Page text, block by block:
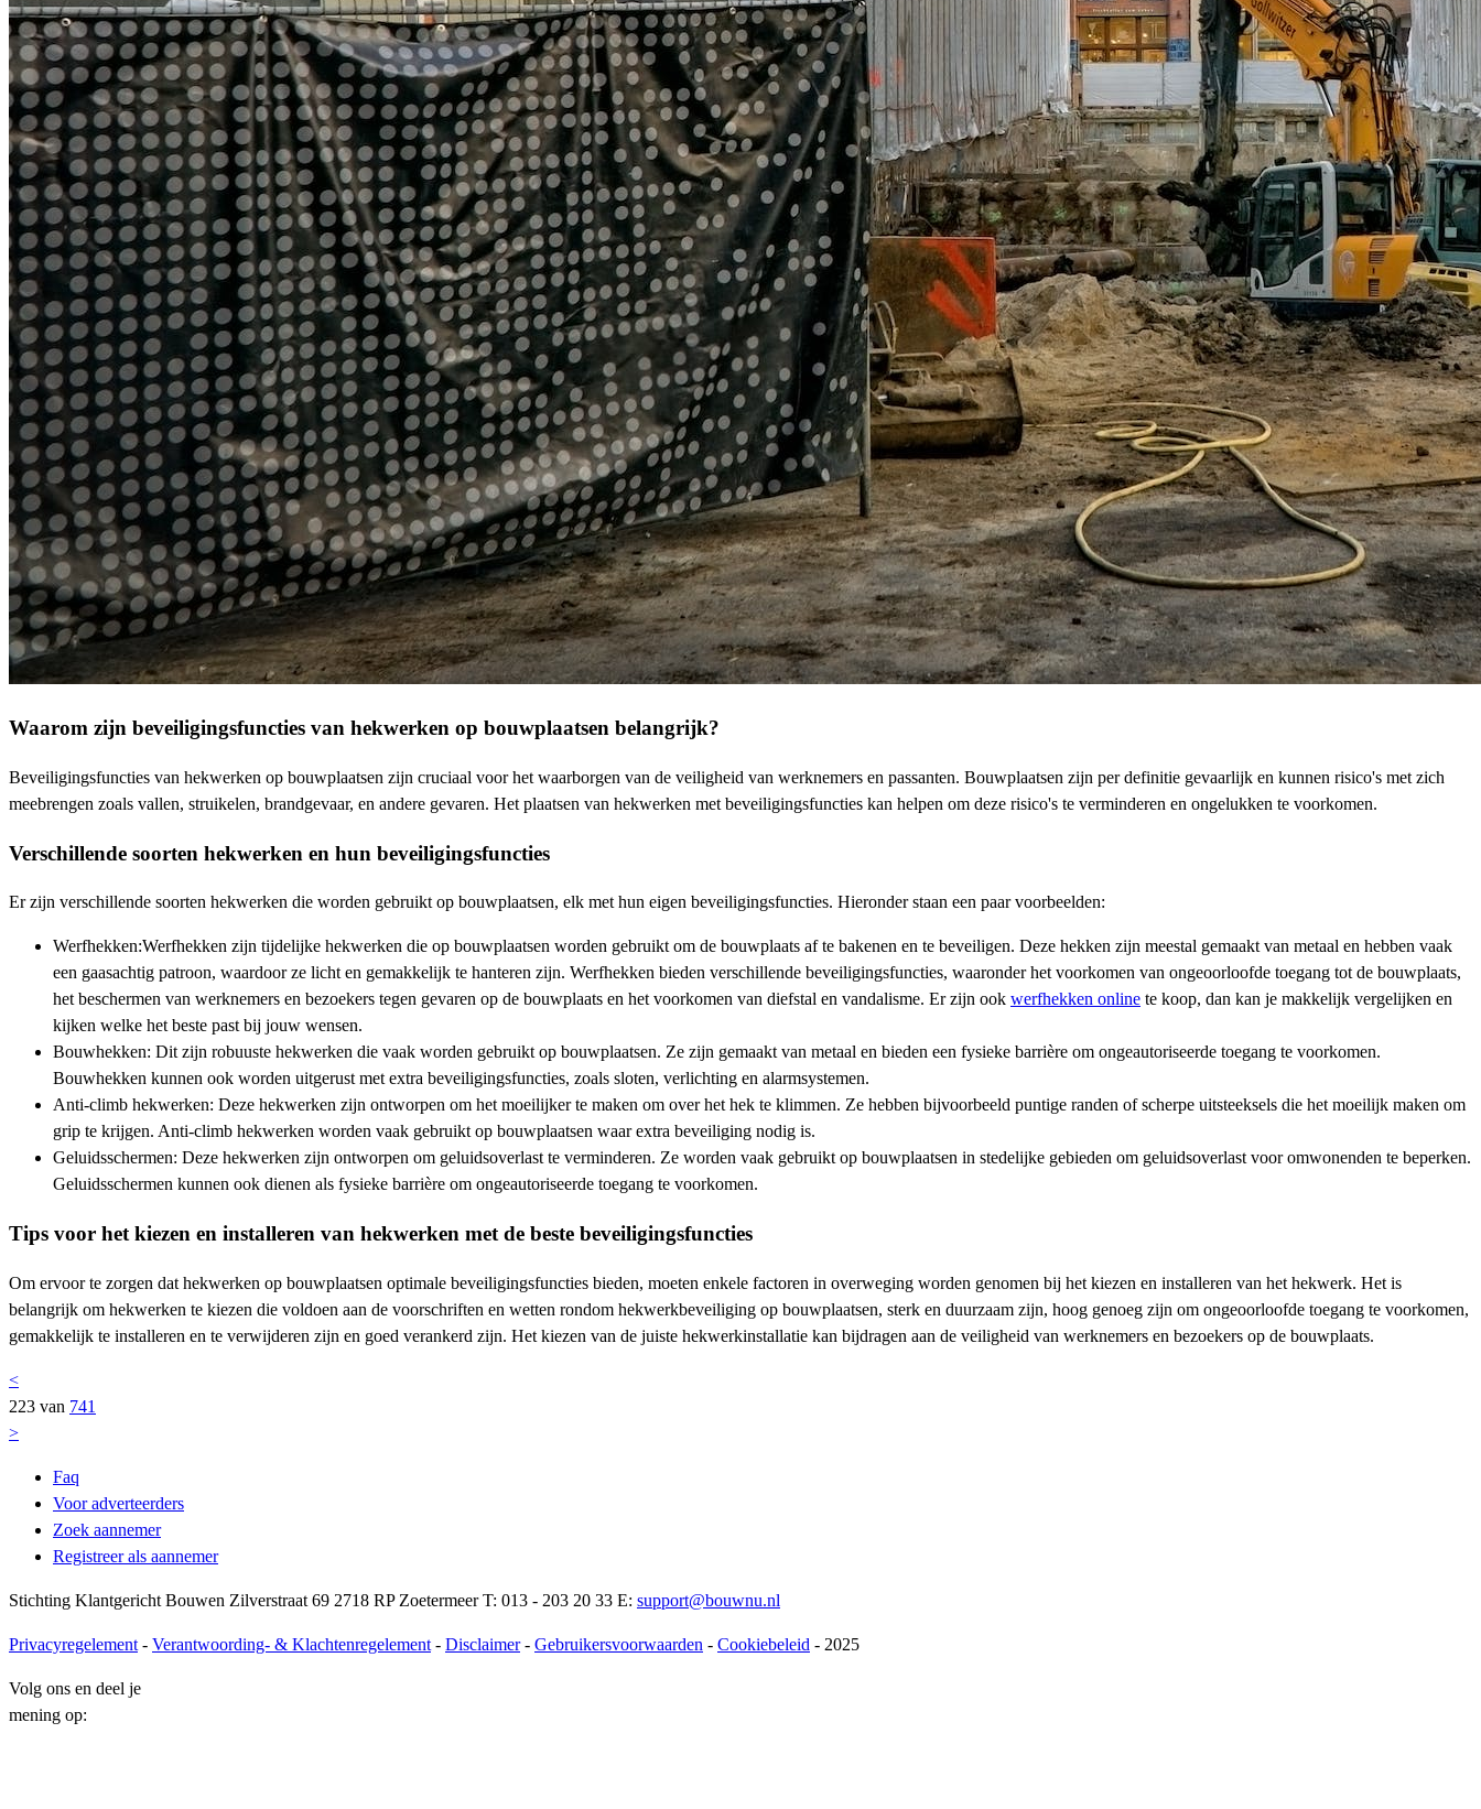
Waarom zijn beveiligingsfuncties van hekwerken op bouwplaatsen belangrijk?
Beveiligingsfuncties van hekwerken op bouwplaatsen zijn cruciaal voor het waarborgen van de veiligheid van werknemers en passanten. Bouwplaatsen zijn per definitie gevaarlijk en kunnen risico's met zich
meebrengen zoals vallen, struikelen, brandgevaar, en andere gevaren. Het plaatsen van hekwerken met beveiligingsfuncties kan helpen om deze risico's te verminderen en ongelukken te voorkomen.
Verschillende soorten hekwerken en hun beveiligingsfuncties
Er zijn verschillende soorten hekwerken die worden gebruikt op bouwplaatsen, elk met hun eigen beveiligingsfuncties. Hieronder staan een paar voorbeelden:
Werfhekken:Werfhekken zijn tijdelijke hekwerken die op bouwplaatsen worden gebruikt om de bouwplaats af te bakenen en te beveiligen. Deze hekken zijn meestal gemaakt van metaal en hebben vaak
een gaasachtig patroon, waardoor ze licht en gemakkelijk te hanteren zijn. Werfhekken bieden verschillende beveiligingsfuncties, waaronder het voorkomen van ongeoorloofde toegang tot de bouwplaats,
het beschermen van werknemers en bezoekers tegen gevaren op de bouwplaats en het voorkomen van diefstal en vandalisme. Er zijn ook werfhekken online te koop, dan kan je makkelijk vergelijken en
kijken welke het beste past bij jouw wensen.
Bouwhekken: Dit zijn robuuste hekwerken die vaak worden gebruikt op bouwplaatsen. Ze zijn gemaakt van metaal en bieden een fysieke barrière om ongeautoriseerde toegang te voorkomen.
Bouwhekken kunnen ook worden uitgerust met extra beveiligingsfuncties, zoals sloten, verlichting en alarmsystemen.
Anti-climb hekwerken: Deze hekwerken zijn ontworpen om het moeilijker te maken om over het hek te klimmen. Ze hebben bijvoorbeeld puntige randen of scherpe uitsteeksels die het moeilijk maken om
grip te krijgen. Anti-climb hekwerken worden vaak gebruikt op bouwplaatsen waar extra beveiliging nodig is.
Geluidsschermen: Deze hekwerken zijn ontworpen om geluidsoverlast te verminderen. Ze worden vaak gebruikt op bouwplaatsen in stedelijke gebieden om geluidsoverlast voor omwonenden te beperken.
Geluidsschermen kunnen ook dienen als fysieke barrière om ongeautoriseerde toegang te voorkomen.
Tips voor het kiezen en installeren van hekwerken met de beste beveiligingsfuncties
Om ervoor te zorgen dat hekwerken op bouwplaatsen optimale beveiligingsfuncties bieden, moeten enkele factoren in overweging worden genomen bij het kiezen en installeren van het hekwerk. Het is
belangrijk om hekwerken te kiezen die voldoen aan de voorschriften en wetten rondom hekwerkbeveiliging op bouwplaatsen, sterk en duurzaam zijn, hoog genoeg zijn om ongeoorloofde toegang te voorkomen,
gemakkelijk te installeren en te verwijderen zijn en goed verankerd zijn. Het kiezen van de juiste hekwerkinstallatie kan bijdragen aan de veiligheid van werknemers en bezoekers op de bouwplaats.
<
223 van 741
>
Faq
Voor adverteerders
Zoek aannemer
Registreer als aannemer
Stichting Klantgericht Bouwen Zilverstraat 69 2718 RP Zoetermeer T: 013 - 203 20 33 E: support@bouwnu.nl
Privacyregelement - Verantwoording- & Klachtenregelement - Disclaimer- Gebruikersvoorwaarden - Cookiebeleid - 2025
Volg ons en deel je
mening op: